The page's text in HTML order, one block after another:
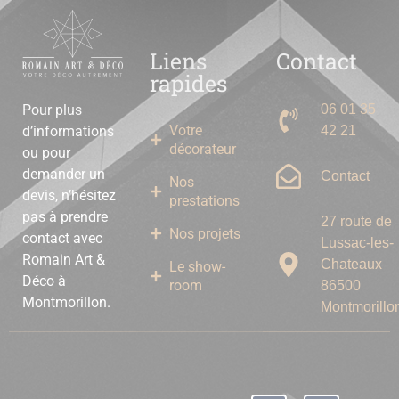
Pour plus
d’informations
ou pour
demander un
devis, n’hésitez
pas à prendre
contact avec
Romain Art &
Déco à
Montmorillon.
Liens
rapides
Votre
décorateur
Nos
prestations
Nos projets
Le show-
room
Contact
06 01 35
42 21
Contact
27 route de
Lussac-les-
Chateaux
86500